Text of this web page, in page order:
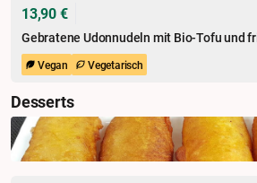
13,90 €
Gebratene Udonnudeln mit Bio-Tofu und
Vegan Vegetarisch
Desserts